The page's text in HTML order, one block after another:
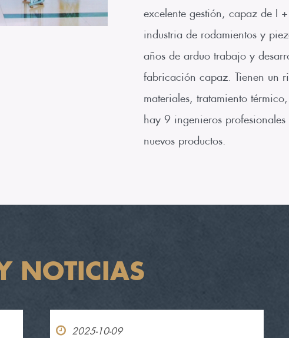
excelente gestión, capaz de I
industria de rodamientos y
años de arduo trabajo y
fabricación capaz. Tienen un
materiales, tratamiento
hay 9 ingenieros
nuevos productos.
NOTICIAS
2025-10-09